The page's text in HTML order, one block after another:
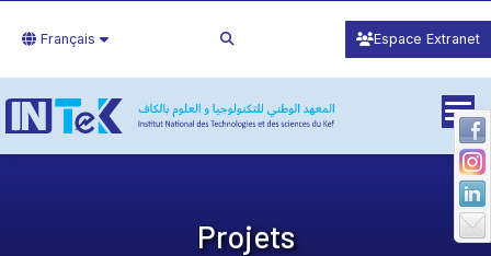
Français Espace Extranet
Projets